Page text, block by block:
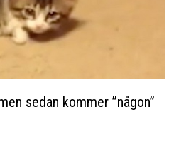
sedan kommer ”någon”